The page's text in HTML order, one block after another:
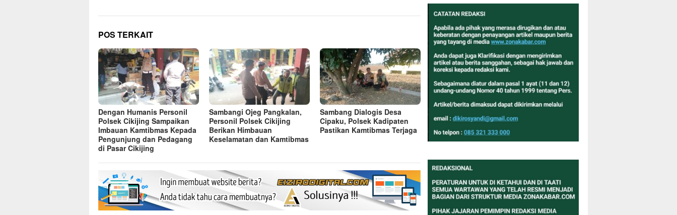
POS TERKAIT
Dengan Humanis Personil
Polsek Cikijing Sampaikan
Imbauan Kamtibmas Kepada
Pengunjung dan Pedagang
di Pasar Cikijing
Sambangi Ojeg Pangkalan,
Personil Polsek Cikijing
Berikan Himbauan
Keselamatan dan Kamtibmas
Sambang Dialogis Desa
Cipaku, Polsek Kadipaten
Pastikan Kamtibmas Terjaga